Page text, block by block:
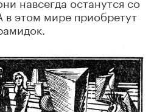
этом мире приобретут